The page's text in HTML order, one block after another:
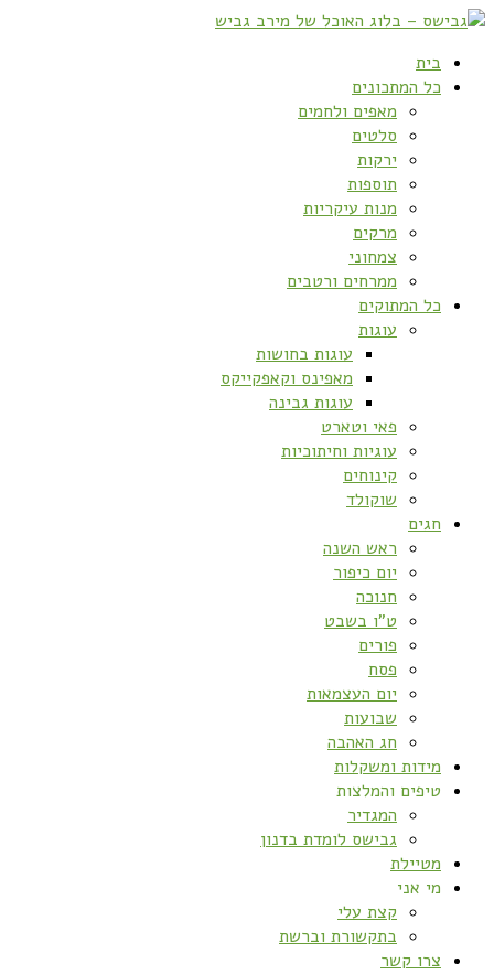
בית
כל המתכונים
מאפים ולחמים
סלטים
ירקות
תוספות
מנות עיקריות
מרקים
צמחוני
ממרחים ורטבים
כל המתוקים
עוגות
עוגות בחושות
מאפינס וקאפקייקס
עוגות גבינה
פאי וטארט
עוגיות וחיתוכיות
קינוחים
שוקולד
חגים
ראש השנה
יום כיפור
חנוכה
ט”ו בשבט
פורים
פסח
יום העצמאות
שבועות
חג האהבה
מידות ומשקלות
טיפים והמלצות
המגדיר
גבישס לומדת בדנון
מטיילת
מי אני
קצת עלי
בתקשורת וברשת
צרו קשר